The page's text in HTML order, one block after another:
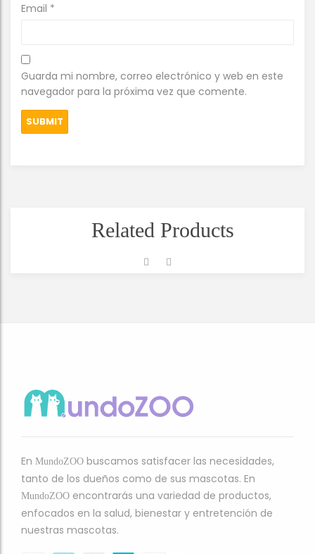
Email *
Guarda mi nombre, correo electrónico y web en este
navegador para la próxima vez que comente.
Related Products
En MundoZOO buscamos satisfacer las necesidades,
tanto de los dueños como de sus mascotas. En
MundoZOO encontrarás una variedad de productos,
enfocados en la salud, bienestar y entretención de
nuestras mascotas.